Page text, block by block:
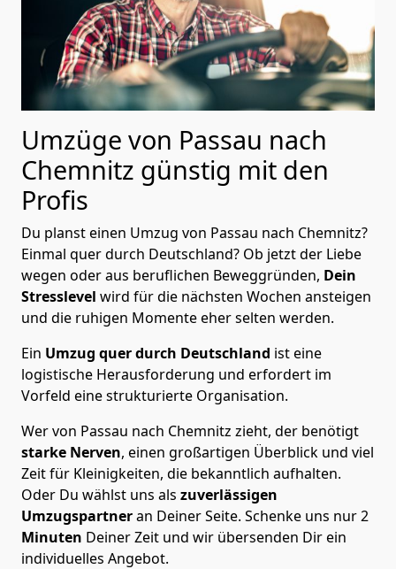
Umzüge von Passau nach
Chemnitz günstig mit den
Profis
Du planst einen Umzug von Passau nach Chemnitz?
Einmal quer durch Deutschland? Ob jetzt der Liebe
wegen oder aus beruflichen Beweggründen, Dein
Stresslevel wird für die nächsten Wochen ansteigen
und die ruhigen Momente eher selten werden.
Ein Umzug quer durch Deutschland ist eine
logistische Herausforderung und erfordert im
Vorfeld eine strukturierte Organisation.
Wer von Passau nach Chemnitz zieht, der benötigt
starke Nerven, einen großartigen Überblick und viel
Zeit für Kleinigkeiten, die bekanntlich aufhalten.
Oder Du wählst uns als zuverlässigen
Umzugspartneran Deiner Seite. Schenke uns nur2
Minuten Deiner Zeit und wir übersenden Dir ein
individuelles Angebot.